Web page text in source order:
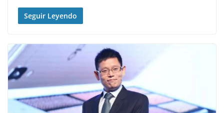
Seguir Leyendo